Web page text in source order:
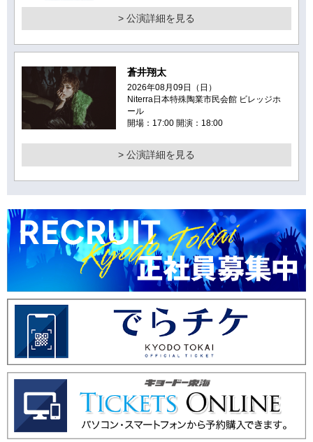
> 公演詳細を見る
蒼井翔太
2026年08月09日（日）
Niterra日本特殊陶業市民会館 ビレッジホ
ール
開場：17:00 開演：18:00
> 公演詳細を見る